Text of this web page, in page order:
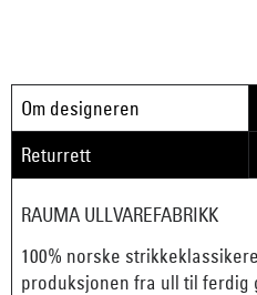
Om designeren
Returrett
RAUMA ULLVAREFABRIKK
100% norske
produksjonen fra ull til ferdig